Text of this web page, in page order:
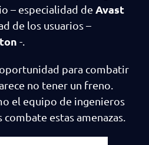
– especialidad de Avast
de los usuarios –
-.
oportunidad para combatir
no tener un freno.
el equipo de ingenieros
estas amenazas.